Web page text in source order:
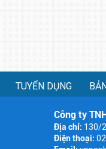
TUYỂN DỤNG
Công ty
Địa chỉ: 130/
Điện thoại: